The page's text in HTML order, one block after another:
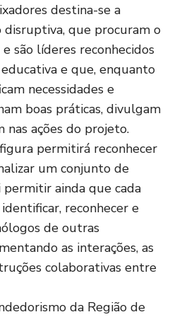
destina-se a
disruptiva, que procuram o
são líderes reconhecidos
e que, enquanto
necessidades e
boas práticas, divulgam
nas ações do projeto.
permitirá reconhecer
um conjunto de
permitir ainda que cada
reconhecer e
de outras
as interações, as
colaborativas entre
da Região de